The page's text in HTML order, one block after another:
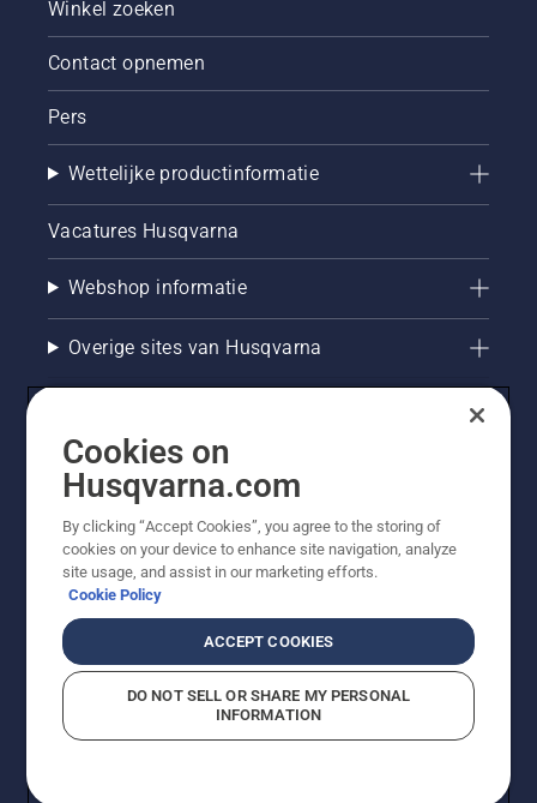
Winkel zoeken
Contact opnemen
Pers
Wettelijke productinformatie
Vacatures Husqvarna
Webshop informatie
Overige sites van Husqvarna
© Husqvarna AB (publ). Alle rechten voorbehouden. De
getoonde prijzen zijn consumentenadviesprijzen. Alle
vermelde prijzen zijn adviesverkoopprijzen (incl. BTW),
tenzij het product beschikbaar is voor directe aankoop.
CookiebeleidGebruiksvoorwaarden Privacyverklaring
Bedrijfsgegevens Report Suspected Violations
Cookies on
Husqvarna.com
By clicking “Accept Cookies”, you agree to the storing of
cookies on your device to enhance site navigation, analyze
site usage, and assist in our marketing efforts.
Cookie Policy
ACCEPT COOKIES
DO NOT SELL OR SHARE MY PERSONAL
INFORMATION